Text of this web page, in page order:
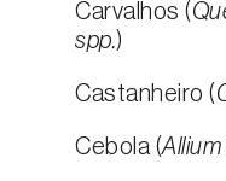
Carvalhos (
spp.)
Castanheiro (
Cebola (